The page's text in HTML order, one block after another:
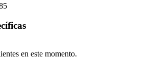
en este momento.